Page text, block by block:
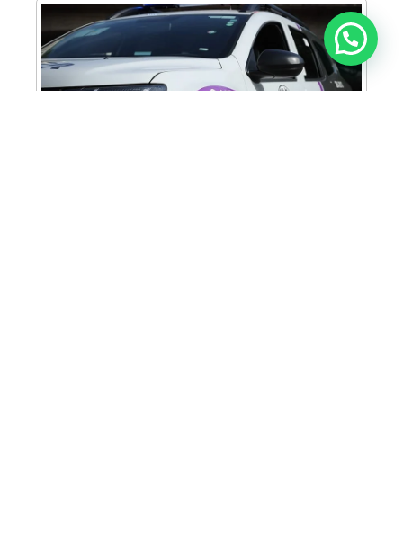
Anunciar ou recomendar matéria